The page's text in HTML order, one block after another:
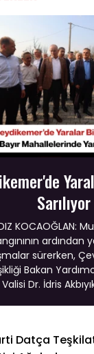
Sarılıyor
KOCAOĞLAN:
ardından
sürerken,
Bakan
Dr. İdris
Datça